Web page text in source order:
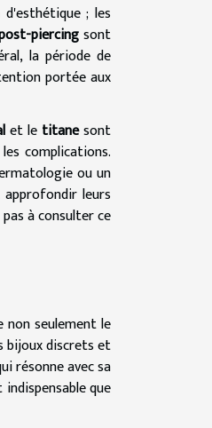
; les
piercingsont
la période de
portée aux
et le titanesont
complications.
ou un
leurs
à consulter ce
seulement le
bijoux discrets et
résonne avec sa
que